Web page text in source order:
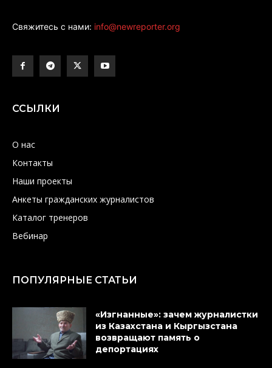
Свяжитесь с нами: info@newreporter.org
ССЫЛКИ
О нас
Контакты
Наши проекты
Анкеты гражданских журналистов
Каталог тренеров
Вебинар
ПОПУЛЯРНЫЕ СТАТЬИ
«Изгнанные»: зачем журналистки
из Казахстана и Кыргызстана
возвращают память о
депортациях